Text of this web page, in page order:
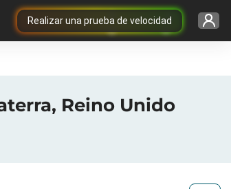
Realizar una prueba de velocidad
Reino Unido